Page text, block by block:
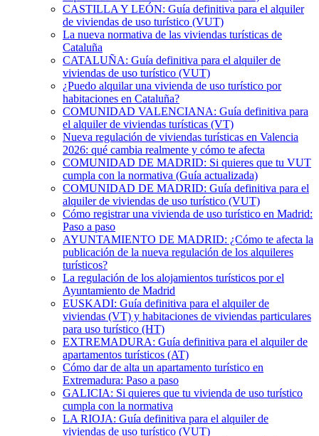
CASTILLA Y LEÓN: Guía definitiva para el alquiler
de viviendas de uso turístico (VUT)
La nueva normativa de las viviendas turísticas de
Cataluña
CATALUÑA: Guía definitiva para el alquiler de
viviendas de uso turístico (VUT)
¿Puedo alquilar una vivienda de uso turístico por
habitaciones en Cataluña?
COMUNIDAD VALENCIANA: Guía definitiva para
el alquiler de viviendas turísticas (VT)
Nueva regulación de viviendas turísticas en Valencia
2026: qué cambia realmente y cómo te afecta
COMUNIDAD DE MADRID: Si quieres que tu VUT
cumpla con la normativa (Guía actualizada)
COMUNIDAD DE MADRID: Guía definitiva para el
alquiler de viviendas de uso turístico (VUT)
Cómo registrar una vivienda de uso turístico en Madrid:
Paso a paso
AYUNTAMIENTO DE MADRID: ¿Cómo te afecta la
publicación de la nueva regulación de los alquileres
turísticos?
La regulación de los alojamientos turísticos por el
Ayuntamiento de Madrid
EUSKADI: Guía definitiva para el alquiler de
viviendas (VT) y habitaciones de viviendas particulares
para uso turístico (HT)
EXTREMADURA: Guía definitiva para el alquiler de
apartamentos turísticos (AT)
Cómo dar de alta un apartamento turístico en
Extremadura: Paso a paso
GALICIA: Si quieres que tu vivienda de uso turístico
cumpla con la normativa
LA RIOJA: Guía definitiva para el alquiler de
viviendas de uso turístico (VUT)